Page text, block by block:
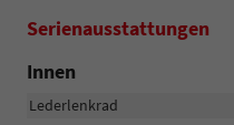
Serienausstattungen
Innen
Lederlenkrad